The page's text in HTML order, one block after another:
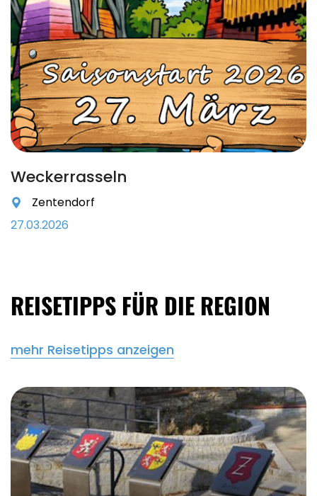
Weckerrasseln
Zentendorf
27.03.2026
REISETIPPS FÜR DIE REGION
mehr Reisetipps anzeigen